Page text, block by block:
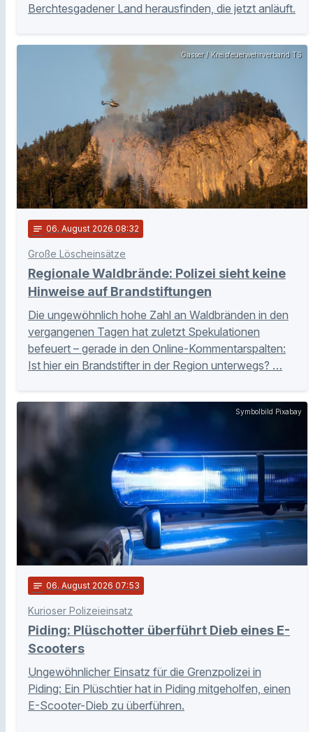
Berchtesgadener Land herausfinden, die jetzt anläuft.
Gasser / Kreisfeuerwehrverband TS
notes 06. August 2026 08:32
Große Löscheinsätze
Regionale Waldbrände: Polizei sieht keine
Hinweise auf Brandstiftungen
Die ungewöhnlich hohe Zahl an Waldbränden in den
vergangenen Tagen hat zuletzt Spekulationen
befeuert – gerade in den Online-Kommentarspalten:
Ist hier ein Brandstifter in der Region unterwegs? …
Symbolbild Pixabay
notes 06. August 2026 07:53
Kurioser Polizeieinsatz
Piding: Plüschotter überführt Dieb eines E-
Scooters
Ungewöhnlicher Einsatz für die Grenzpolizei in
Piding: Ein Plüschtier hat in Piding mitgeholfen, einen
E-Scooter-Dieb zu überführen.